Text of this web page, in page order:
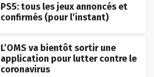
PS5: tous les jeux annoncés et
confirmés (pour l’instant)
L’OMS va bientôt sortir une
application pour lutter contre le
coronavirus